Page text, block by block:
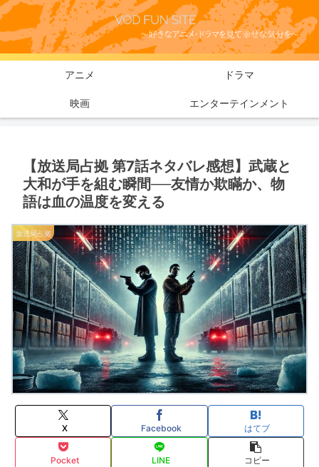
アニメ ドラマ
映画 エンターテインメント
【放送局占拠 第7話ネタバレ感想】武蔵と
大和が手を組む瞬間──友情か欺瞞か、物
語は血の温度を変える
放送局占拠
X Facebook はてブ
Pocket LINE コピー